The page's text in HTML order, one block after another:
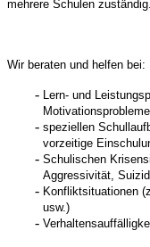
mehrere Schulen zuständig.
Wir beraten und helfen bei:
Lern- und
speziellen
vorzeitige
Schulischen
Aggressivität,
Konfliktsituationen
usw.)